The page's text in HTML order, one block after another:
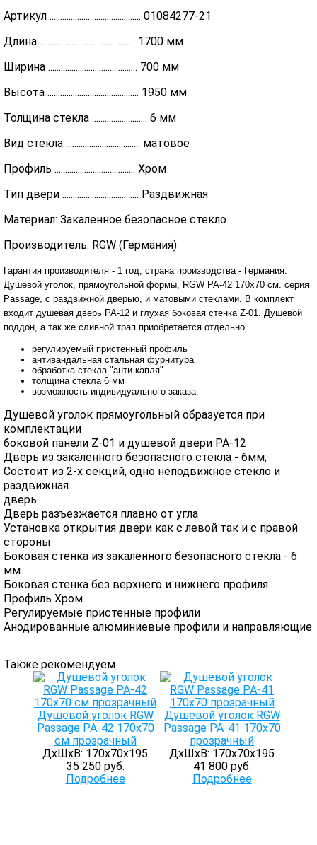
Артикул ........................................... 01084277-21
Длина ............................................. 1700 мм
Ширина .......................................... 700 мм
Высота ........................................... 1950 мм
Толщина стекла .......................... 6 мм
Вид стекла ................................... матовое
Профиль ...................................... Хром
Тип двери .................................... Раздвижная
Материал: Закаленное безопасное стекло
Производитель: RGW (Германия)
Гарантия производителя - 1 год, страна производства - Германия.
Душевой уголок, прямоугольной формы, RGW PA-42 170x70 см. серия
Passage, с раздвижной дверью, и матовыми стеклами. В комплект
входит душевая дверь PA-12 и глухая боковая стенка Z-01. Душевой
поддон, а так же сливной трап приобретается отдельно.
регулируемый пристенный профиль
антивандальная стальная фурнитура
обработка стекла "анти-капля"
толщина стекла 6 мм
возможность индивидуального заказа
Душевой уголок прямоугольный образуется при
комплектации
боковой панели Z-01 и душевой двери PA-12
Дверь из закаленного безопасного стекла - 6мм;
Состоит из 2-х секций, одно неподвижное стекло и
раздвижная
дверь
Дверь разъезжается плавно от угла
Установка открытия двери как с левой так и с правой
стороны
Боковая стенка из закаленного безопасного стекла - 6
мм
Боковая стенка без верхнего и нижнего профиля
Профиль Хром
Регулируемые пристенные профили
Анодированные алюминиевые профили и направляющие
Также рекомендуем
Душевой уголок RGW
Passage PA-42 170x70
см прозрачный
ДхШхВ: 170х70х195
35 250 руб.
Подробнее
Душевой уголок RGW
Passage PA-41 170х70
прозрачный
ДхШхВ: 170х70х195
41 800 руб.
Подробнее